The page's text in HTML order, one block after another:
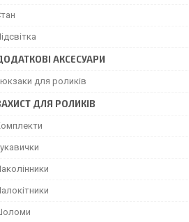
АКСЕСУАРИ
для роликів
ДЛЯ РОЛИКІВ